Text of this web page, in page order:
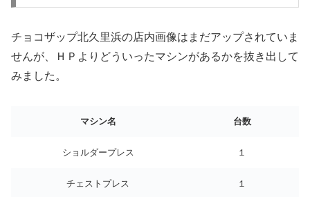
チョコザップ北久里浜の店内画像はまだアップされていま
せんが、ＨＰよりどういったマシンがあるかを抜き出して
みました。
マシン名 台数
ショルダープレス １
チェストプレス １